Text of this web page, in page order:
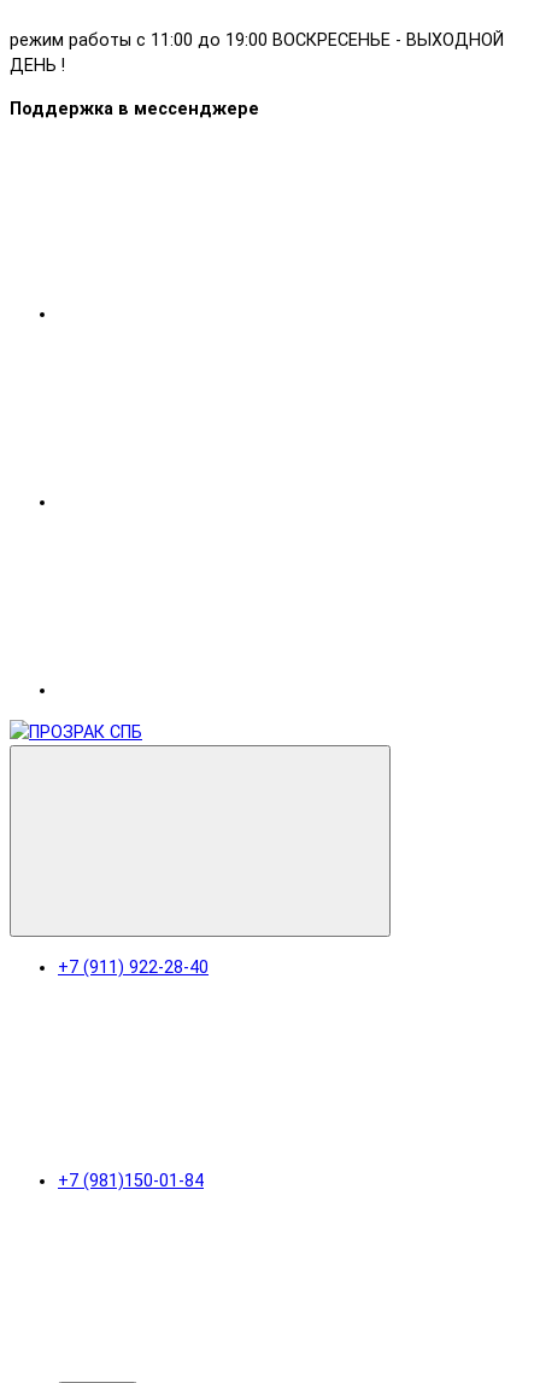
режим работы с 11:00 до 19:00 ВОСКРЕСЕНЬЕ - ВЫХОДНОЙ
ДЕНЬ !
Поддержка в мессенджере
+7 (911) 922-28-40
+7 (981)150-01-84